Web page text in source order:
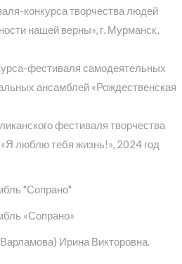
конкурса творчества людей
нашей верны», г. Мурманск,
фестиваля самодеятельных
ансамблей «Рождественская
фестиваля творчества
люблю тебя жизнь!», 2024 год
"Сопрано"
«Сопрано»
Ирина Викторовна.